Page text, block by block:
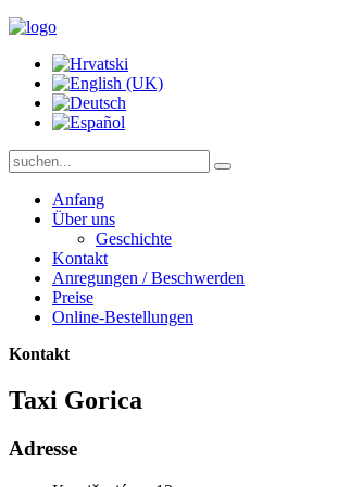
Anfang
Über uns
Geschichte
Kontakt
Anregungen / Beschwerden
Preise
Online-Bestellungen
Kontakt
Taxi Gorica
Adresse